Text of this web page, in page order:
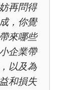
再問得
，你覺
來哪些
企業帶
以及為
和損失